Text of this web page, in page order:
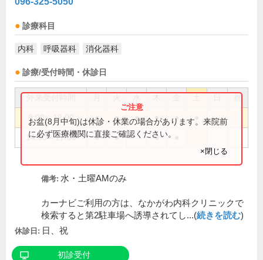
診療科目
内科 呼吸器科 消化器科
診療/受付時間・休診日
祝
9:00～12:00 ● ● ● ● ●
14:00～17:00 ● ● ●
お盆(8月中旬)は休診・休業の場合があります。来院前
に必ず医療機関に直接ご確認ください。
×閉じる
備考: 水・土曜AMのみ
カーナビご利用の方は、なかがわ内科クリニックで
検索すると第2駐車場へ誘導されてし...(続きを読む)
休診日: 日、祝
初診受付